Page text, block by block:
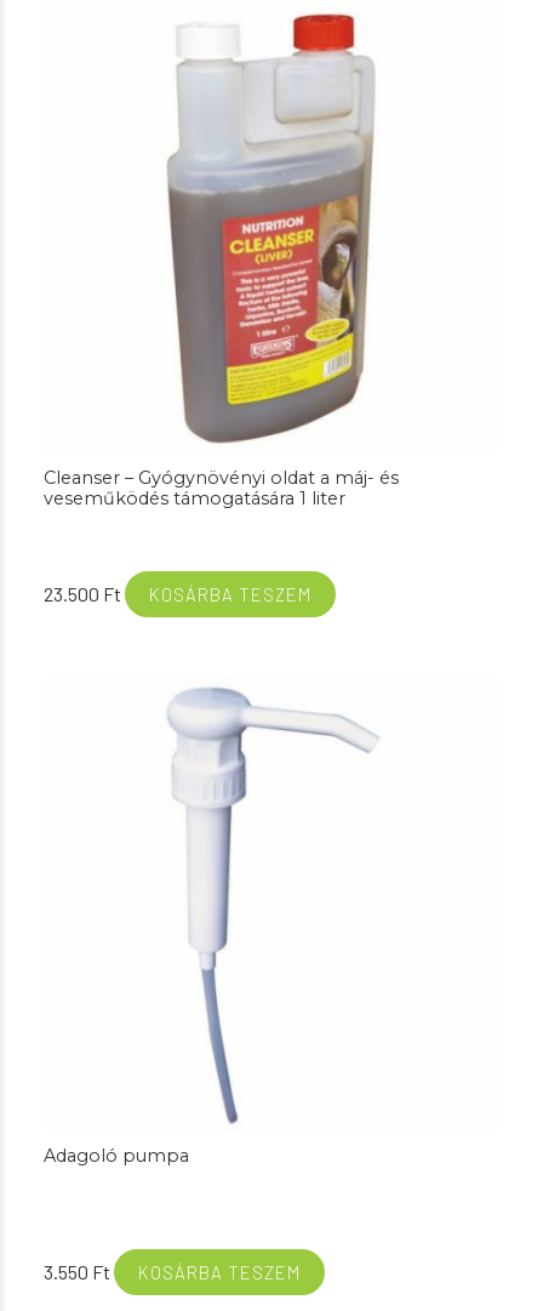
Cleanser – Gyógynövényi oldat a máj- és
veseműködés támogatására 1 liter
23.500 Ft KOSÁRBA TESZEM
Adagoló pumpa
3.550 Ft KOSÁRBA TESZEM